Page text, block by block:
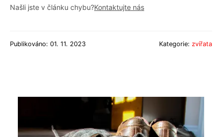
Našli jste v článku chybu?Kontaktujte nás
Publikováno: 01. 11. 2023 Kategorie: zvířata